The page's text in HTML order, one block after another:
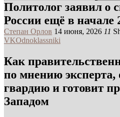
Политолог заявил о
России ещё в начале
Степан Орлов 14 июня, 2026 11
VKOdnoklassniki
Как
по мнению эксперта,
гвардию и готовит
Западом